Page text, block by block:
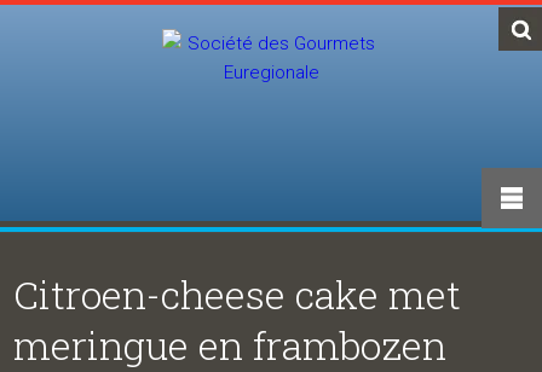
Citroen-cheese cake met
meringue en frambozen